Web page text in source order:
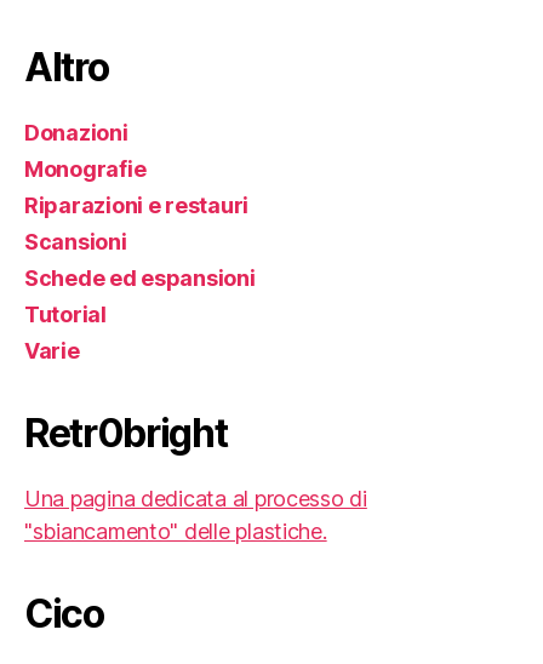
Altro
Donazioni
Monografie
Riparazioni e restauri
Scansioni
Schede ed espansioni
Tutorial
Varie
Retr0bright
Una pagina dedicata al processo di
"sbiancamento" delle plastiche.
Cico